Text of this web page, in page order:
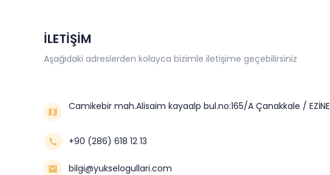
İLETİŞİM
Aşağıdaki adreslerden kolayca bizimle iletişime geçebilirsiniz
Camikebir mah.Alisaim kayaalp bul.no:165/A Çanakkale / EZİNE
+90 (286) 618 12 13
bilgi@yukselogullari.com